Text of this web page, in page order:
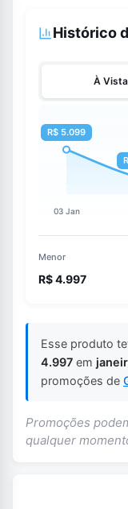
Histórico
À Vista
Menor
R$ 4.997
Esse produto
4.997 em
promoções de
Promoções
qualquer